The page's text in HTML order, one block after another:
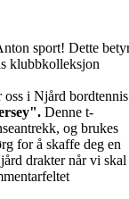
sport! Dette
klubbkolleksjon
oss i Njård bordtennis
Denne t-
og brukes
for å skaffe deg en
drakter når vi skal